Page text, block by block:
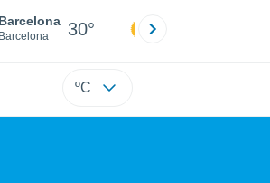
Barcelona
Barcelona 30°
ºC